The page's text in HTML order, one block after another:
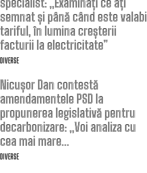
semnat și până când este valabil
tariful, în lumina creșterii
facturii la electricitate”
DIVERSE
Nicușor Dan contestă
amendamentele PSD la
propunerea legislativă pentru
decarbonizare: „Voi analiza cu
cea mai mare…
DIVERSE